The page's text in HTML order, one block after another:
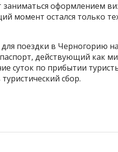
оформлением
момент остался только
поездки в Черногорию
действующий как
суток по прибытии
сбор.